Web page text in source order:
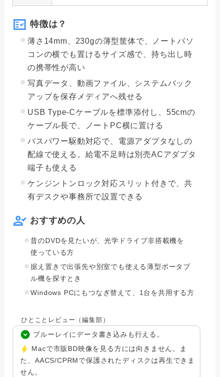
特徴は？
薄さ14mm、230gの薄型筐体で、ノートパソ
コンの横でも置けるサイズ感で、持ち出し時
の携帯性が高い
写真データ、動画ファイル、システムバック
アップを保存メディアへ残せる
USB Type-Cケーブルを標準添付し、55cmの
ケーブル長で、ノートPC横に置ける
バスパワー駆動対応で、電源アダプタなしの
配線で使える。給電不足時は別売ACアダプタ
端子も使える
ケンジントンロック対応スリット付きで、共
有デスクや事務所で設置できる
おすすめの人
昔のDVDを見たいが、光学ドライブ非搭載機を
使っている方
据え置きで出張先や別室でも使える薄型ポータブ
ル機を探すとき
Windows PCにもつなぎ替えて、1台を共用する方
ひとことレビュー（編集部）
ブルーレイにデータ書き込みも行える。
Macで市販BD映像を見る方には向きません。ま
た、AACS/CPRMで保護されたディスクは再生できま
せん。